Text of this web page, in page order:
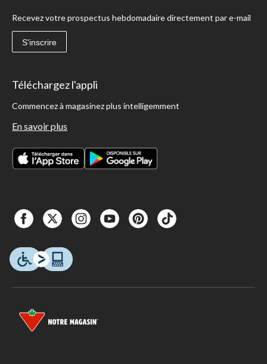
Recevez votre prospectus hebdomadaire directement par e-mail
S'inscrire
Téléchargez l'appli
Commencez à magasinez plus intelligemment
En savoir plus